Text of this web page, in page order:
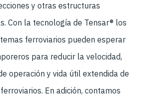
y otras estructuras
Con la tecnología de Tensar® los
ferroviarios pueden esperar
para reducir la velocidad,
operación y vida útil extendida de
En adición, contamos